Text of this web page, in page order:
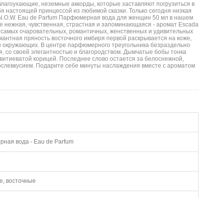
неземные аккорды, которые заставляют погрузиться в
настоящей принцессой из любимой сказки. Только сегодня низкая
Eau de Parfum Парфюмерная вода для женщин 50 мл в нашем
чувственная, страстная и запоминающаяся - аромат Escada
очаровательных, романтичных, женственных и удивительных
пряность восточного имбиря первой раскрывается на коже,
окружающих. В центре парфюмерного треугольника безраздельно
со своей элегантностью и благородством. Дымчатые бобы тонка
корицей. Последнее слово остается за белоснежной,
Подарите себе минуты наслаждения вместе с ароматом
вода - Eau de Parfum
восточные